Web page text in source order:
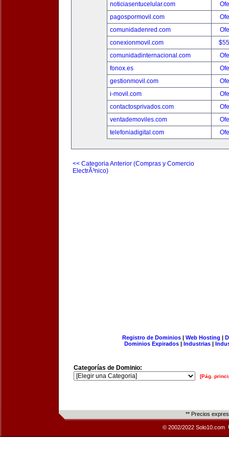
noticiasentucelular.com
pagospormovil.com
comunidadenred.com
conexionmovil.com
comunidadinternacional.com
fonox.es
gestionmovil.com
i-movil.com
contactosprivados.com
ventademoviles.com
telefoniadigital.com
<< Categoria Anterior (Compras y Comercio
ElectrÃ³nico)
Registro de Dominios| Web Hosting |
Dominios Expirados | Industrias |
Categorías de Dominio:
[Pág.
** Precios
© 2002/2022 Solo10.com